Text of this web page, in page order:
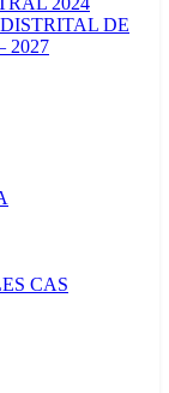
DE
2027
CAS